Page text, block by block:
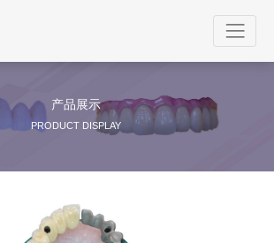
产品展示
PRODUCT DISPLAY